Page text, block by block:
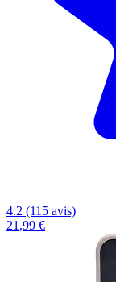
4.2 (115 avis)
21,99 €